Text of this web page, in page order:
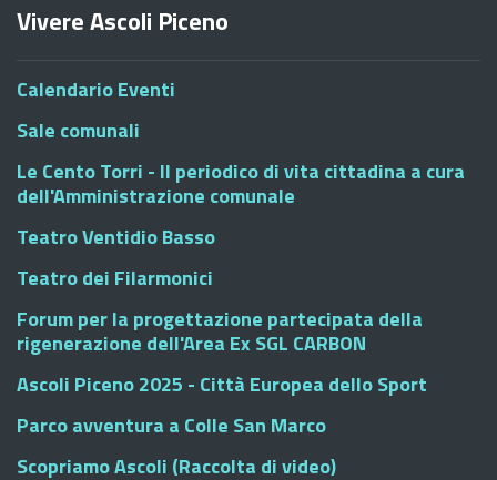
Vivere Ascoli Piceno
Calendario Eventi
Sale comunali
Le Cento Torri - Il periodico di vita cittadina a cura
dell'Amministrazione comunale
Teatro Ventidio Basso
Teatro dei Filarmonici
Forum per la progettazione partecipata della
rigenerazione dell'Area Ex SGL CARBON
Ascoli Piceno 2025 - Città Europea dello Sport
Parco avventura a Colle San Marco
Scopriamo Ascoli (Raccolta di video)